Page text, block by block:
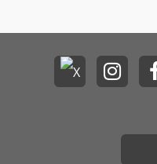
生といった相反する感
きらめき"を繊細に描き
出している。 シルキー
ンドはさらなる洗練を